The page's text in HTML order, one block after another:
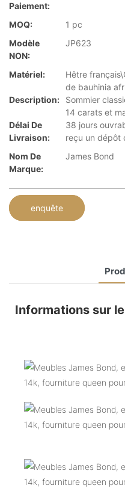
Paiement:
MOQ:
1 pc
Modèle
NON:
JP623
Matériel:
Hêtre
de bauhinia
Description:
Sommier
14 carats et
Délai De
Livraison:
38 jours
reçu un dépôt
Nom De
Marque:
James Bond
enquête
Informations sur